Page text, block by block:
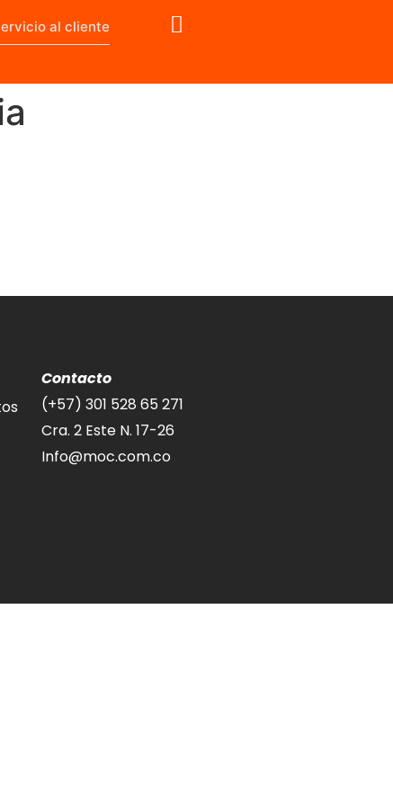
al cliente
Contacto
(+57) 301 528 65 271
Cra. 2 Este N. 17-26
Info@moc.com.co